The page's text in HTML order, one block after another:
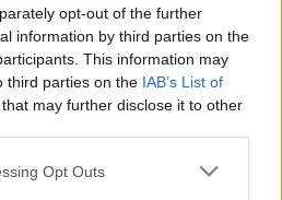
opt-out of the further
information by third parties on the
This information may
third parties on the IAB’s List of
that may further disclose it to other
app uses one or more Google
Opt Outs